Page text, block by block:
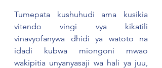
Tumepata kushuhudi ama kusikia
vitendo vingi vya kikatili
vinavyofanywa dhidi ya watoto na
idadi kubwa miongoni mwao
wakipitia unyanyasaji wa hali ya juu,